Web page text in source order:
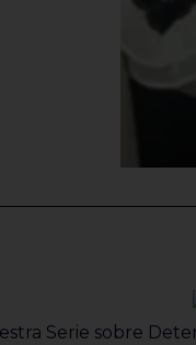
Serie sobre